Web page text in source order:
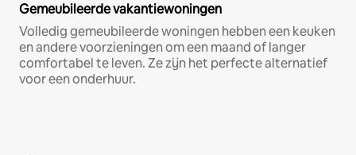
Gemeubileerde vakantiewoningen
Volledig gemeubileerde woningen hebben een keuken
en andere voorzieningen om een maand of langer
comfortabel te leven. Ze zijn het perfecte alternatief
voor een onderhuur.